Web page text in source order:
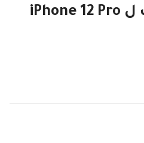
غلاف ايفو شفاف ل iPhone 12 Pro